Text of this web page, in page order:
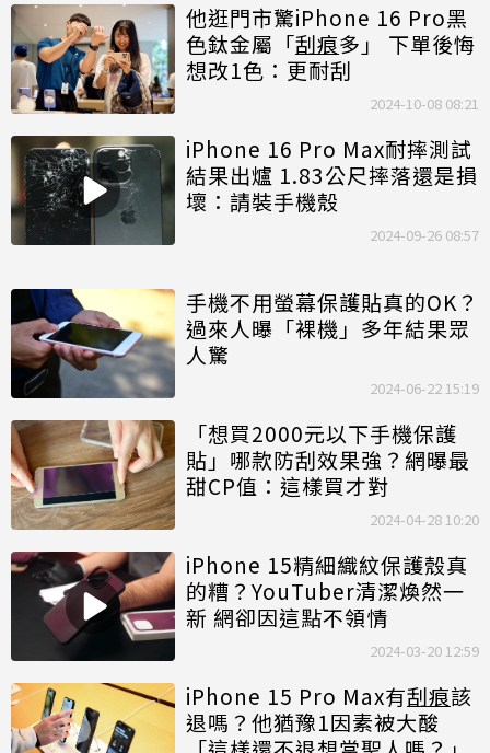
他逛門市驚iPhone 16 Pro黑
色鈦金屬「刮痕多」 下單後悔
想改1色：更耐刮
2024-10-08 08:21
iPhone 16 Pro Max耐摔測試
結果出爐 1.83公尺摔落還是損
壞：請裝手機殼
2024-09-26 08:57
手機不用螢幕保護貼真的OK？
過來人曝「裸機」多年結果眾
人驚
2024-06-22 15:19
「想買2000元以下手機保護
貼」哪款防刮效果強？網曝最
甜CP值：這樣買才對
2024-04-28 10:20
iPhone 15精細織紋保護殼真
的糟？YouTuber清潔煥然一
新 網卻因這點不領情
2024-03-20 12:59
iPhone 15 Pro Max有刮痕該
退嗎？他猶豫1因素被大酸